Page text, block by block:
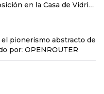
en la Casa de Vidrio
pionerismo abstracto de
por: OPENROUTER